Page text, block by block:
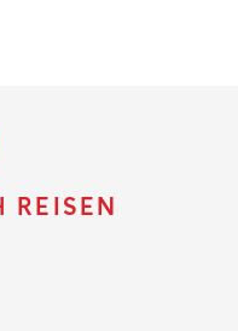
REISEN